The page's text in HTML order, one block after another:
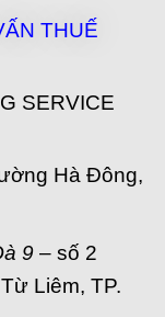
THUẾ
SERVICE
Hà Đông,
9 – số 2
Liêm, TP.